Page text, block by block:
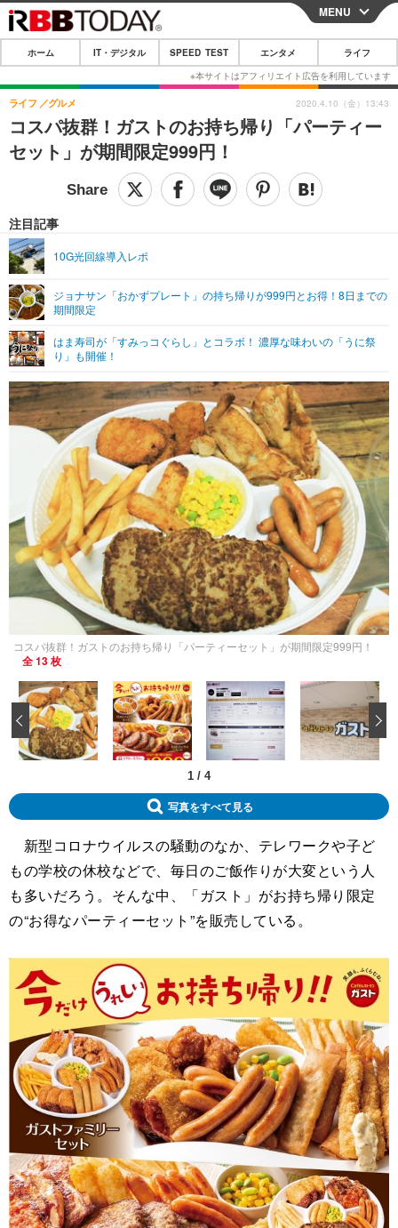
CLOSE
ホーム
IT・デジタル
IT・デジタルTOP スマートフォン
ショッピング その他
SPEED TEST
エンタメTOP 映画・ドラマ
グラビア
ショッピング その他
ライフTOP
その他
リリース一覧
プッシュ通知の停止方法
MENU
ホーム IT・デジタル SPEED TEST エンタメ ライフ
コスパ抜群！ガストのお持ち帰り「パーティー
セット」が期間限定999円！
ライフ グルメ
注目記事
10G光回線導入レポ
ジョナサン「おかずプレート」の持ち帰りが999円とお得！8日までの
期間限定
はま寿司が「すみっコぐらし」とコラボ！ 濃厚な味わいの「うに祭
り」も開催！
2020.4.10（金）13:43
コスパ抜群！ガストのお持ち帰り「パーティーセット」が期間限定999円！
全 13 枚
1 / 4
‹
写真をすべて見る
新型コロナウイルスの騒動のなか、テレワークや子ど
もの学校の休校などで、毎日のご飯作りが大変という人
も多いだろう。そんな中、「ガスト」がお持ち帰り限定
の“お得なパーティーセット”を販売している。